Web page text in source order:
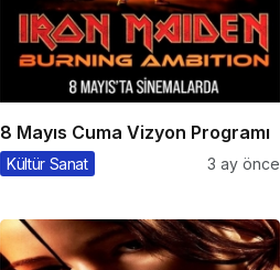
8 Mayıs Cuma Vizyon Programı
Kültür Sanat 3 ay önce